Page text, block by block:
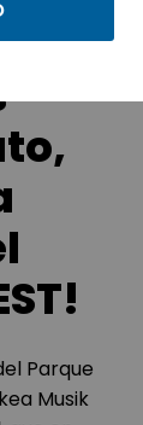
Parque
Musik